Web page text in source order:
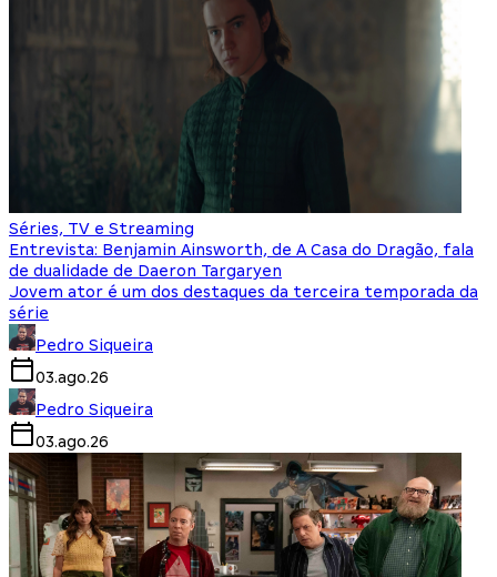
Séries, TV e Streaming
Entrevista: Benjamin Ainsworth, de A Casa do Dragão, fala
de dualidade de Daeron Targaryen
Jovem ator é um dos destaques da terceira temporada da
série
Pedro Siqueira
03.ago.26
Pedro Siqueira
03.ago.26